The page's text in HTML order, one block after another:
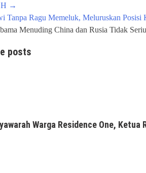
→
Tanpa Ragu Memeluk, Meluruskan Posisi
Menuding China dan Rusia Tidak
posts
Warga Residence One, Ketua